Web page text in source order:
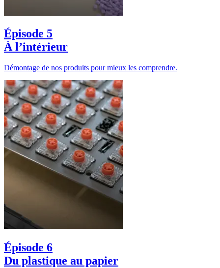
Épisode 5
À l’intérieur
Démontage de nos produits pour mieux les comprendre.
Épisode 6
Du plastique au papier